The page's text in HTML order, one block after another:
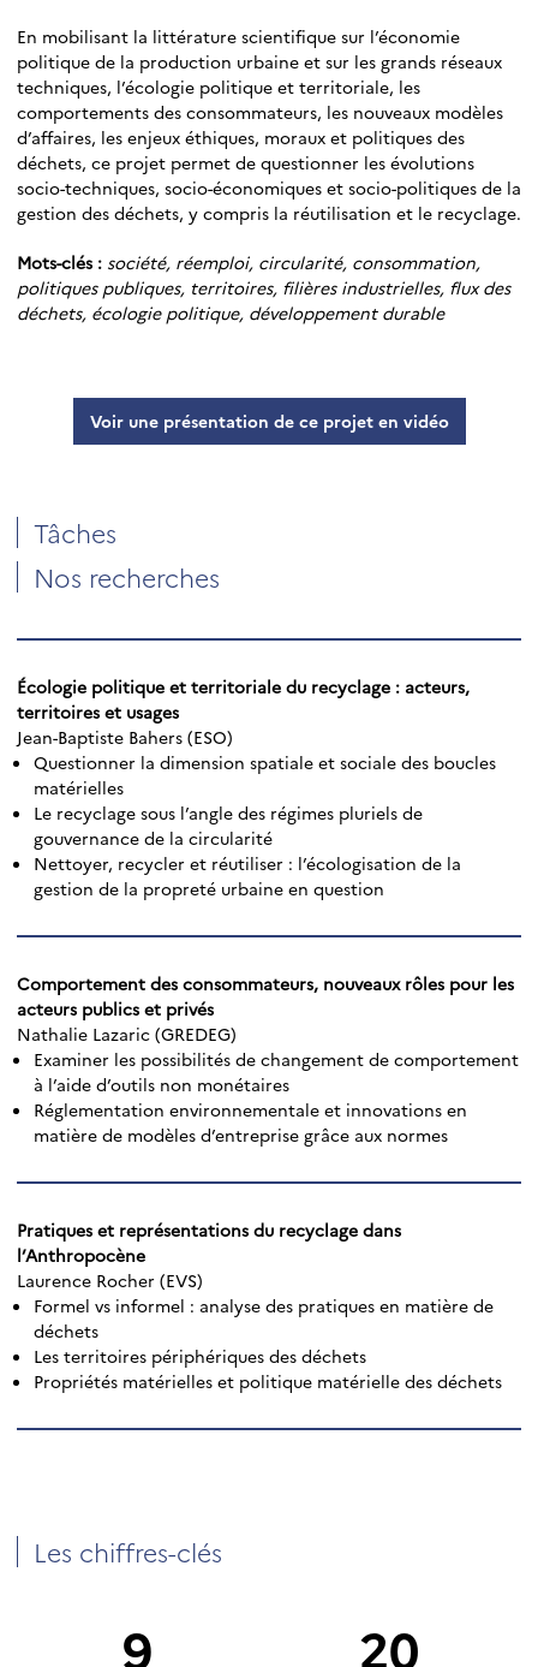
En mobilisant la littérature scientifique sur l’économie
politique de la production urbaine et sur les grands réseaux
techniques, l’écologie politique et territoriale, les
comportements des consommateurs, les nouveaux modèles
d’affaires, les enjeux éthiques, moraux et politiques des
déchets, ce projet permet de questionner les évolutions
socio-techniques, socio-économiques et socio-politiques de la
gestion des déchets, y compris la réutilisation et le recyclage.
Mots-clés : société, réemploi, circularité, consommation,
politiques publiques, territoires, filières industrielles, flux des
déchets, écologie politique, développement durable
Voir une présentation de ce projet en vidéo
Tâches
Nos recherches
Écologie politique et territoriale du recyclage : acteurs,
territoires et usages
Jean-Baptiste Bahers (ESO)
Questionner la dimension spatiale et sociale des boucles
matérielles
Le recyclage sous l’angle des régimes pluriels de
gouvernance de la circularité
Nettoyer, recycler et réutiliser : l’écologisation de la
gestion de la propreté urbaine en question
Comportement des consommateurs, nouveaux rôles pour les
acteurs publics et privés
Nathalie Lazaric (GREDEG)
Examiner les possibilités de changement de comportement
à l’aide d’outils non monétaires
Réglementation environnementale et innovations en
matière de modèles d’entreprise grâce aux normes
Pratiques et représentations du recyclage dans
l’Anthropocène
Laurence Rocher (EVS)
Formel vs informel : analyse des pratiques en matière de
déchets
Les territoires périphériques des déchets
Propriétés matérielles et politique matérielle des déchets
Les chiffres-clés
9 20